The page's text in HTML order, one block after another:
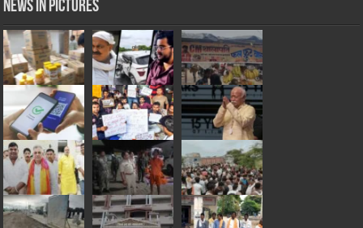
News in Pictures